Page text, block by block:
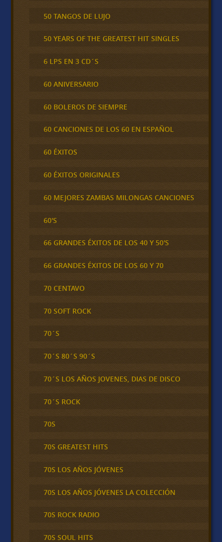
50 TANGOS DE LUJO
50 YEARS OF THE GREATEST HIT SINGLES
6 LPS EN 3 CD´S
60 ANIVERSARIO
60 BOLEROS DE SIEMPRE
60 CANCIONES DE LOS 60 EN ESPAÑOL
60 ÉXITOS
60 ÉXITOS ORIGINALES
60 MEJORES ZAMBAS MILONGAS CANCIONES
60'S
66 GRANDES ÉXITOS DE LOS 40 Y 50'S
66 GRANDES ÉXITOS DE LOS 60 Y 70
70 CENTAVO
70 SOFT ROCK
70´S
70´S 80´S 90´S
70´S LOS AÑOS JOVENES, DIAS DE DISCO
70´S ROCK
70S
70S GREATEST HITS
70S LOS AÑOS JÓVENES
70S LOS AÑOS JÓVENES LA COLECCIÓN
70S ROCK RADIO
70S SOUL HITS